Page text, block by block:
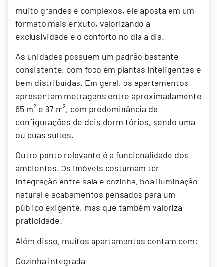
muito grandes e complexos, ele aposta em um
formato mais enxuto, valorizando a
exclusividade e o conforto no dia a dia.
As unidades possuem um padrão bastante
consistente, com foco em plantas inteligentes e
bem distribuídas. Em geral, os apartamentos
apresentam metragens entre aproximadamente
65 m² e 87 m², com predominância de
configurações de dois dormitórios, sendo uma
ou duas suítes.
Outro ponto relevante é a funcionalidade dos
ambientes. Os imóveis costumam ter
integração entre sala e cozinha, boa iluminação
natural e acabamentos pensados para um
público exigente, mas que também valoriza
praticidade.
Além disso, muitos apartamentos contam com:
Cozinha integrada